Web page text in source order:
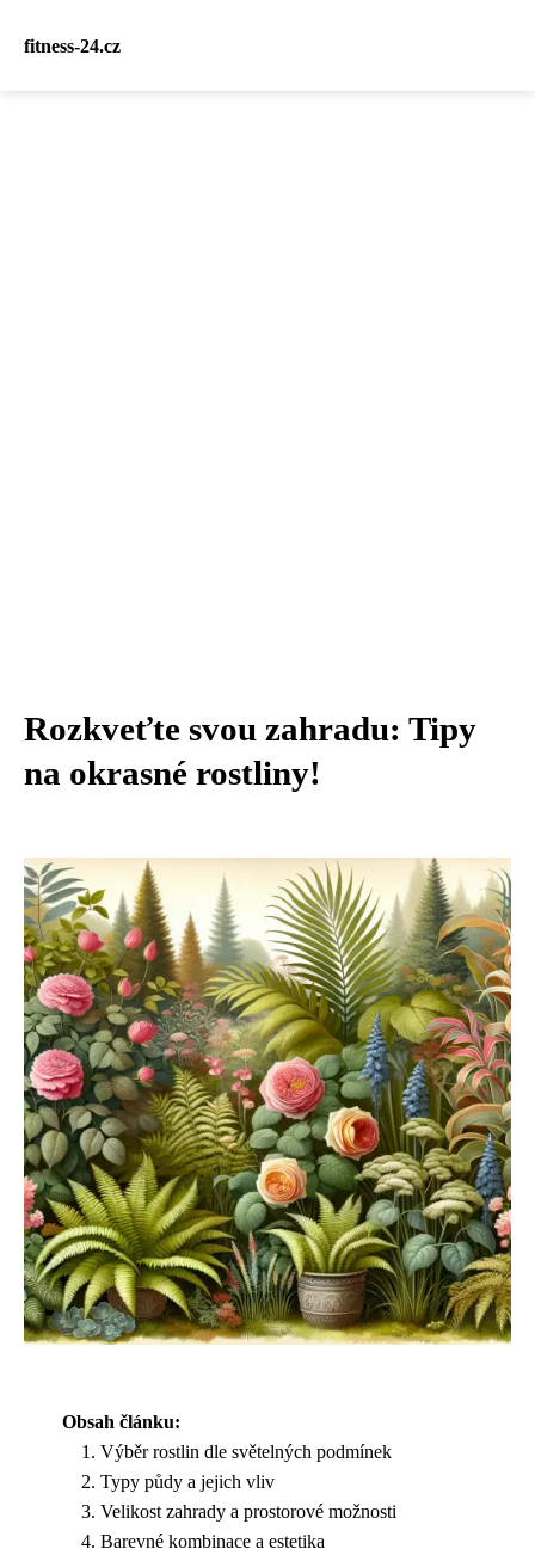
fitness-24.cz
Rozkveťte svou zahradu: Tipy
na okrasné rostliny!
Obsah článku:
Výběr rostlin dle světelných podmínek
Typy půdy a jejich vliv
Velikost zahrady a prostorové možnosti
Barevné kombinace a estetika